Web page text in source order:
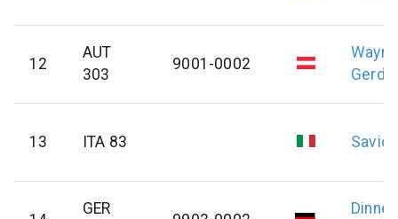
12
AUT
303
9001-0002
Gerd
13 ITA 83 Savio
GER